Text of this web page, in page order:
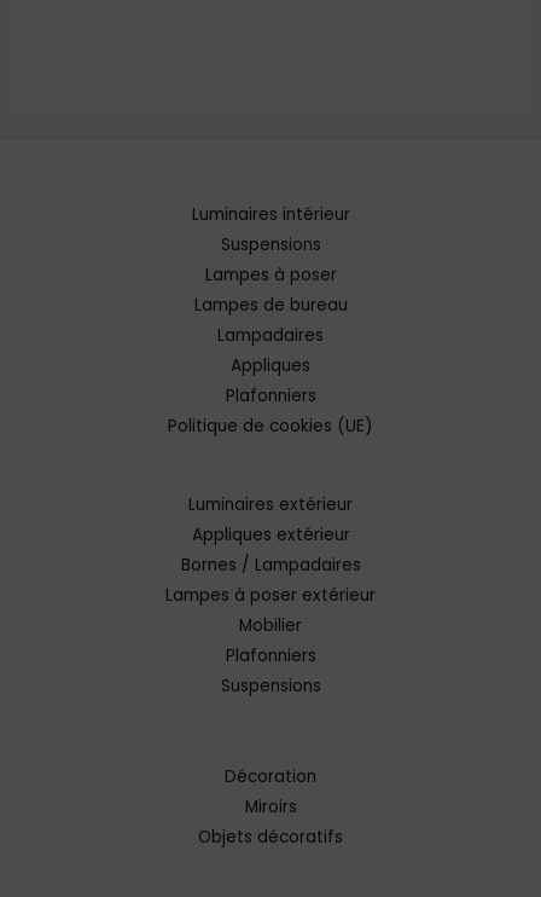
Luminaires intérieur
Suspensions
Lampes à poser
Lampes de bureau
Lampadaires
Appliques
Plafonniers
Politique de cookies (UE)
Luminaires extérieur
Appliques extérieur
Bornes / Lampadaires
Lampes à poser extérieur
Mobilier
Plafonniers
Suspensions
Décoration
Miroirs
Objets décoratifs